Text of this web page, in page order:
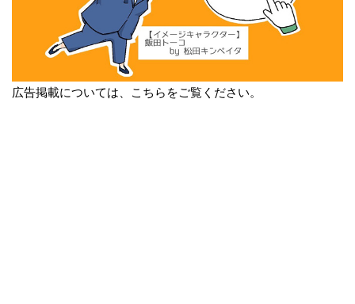
広告掲載については、こちらをご覧ください。